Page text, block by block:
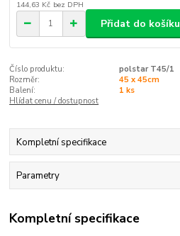
144,63 Kč bez DPH
Přidat do košíku
Číslo produktu:
polstar T45/1
Rozměr:
45 x 45cm
Balení:
1 ks
Hlídat cenu / dostupnost
Kompletní specifikace
Parametry
Kompletní specifikace